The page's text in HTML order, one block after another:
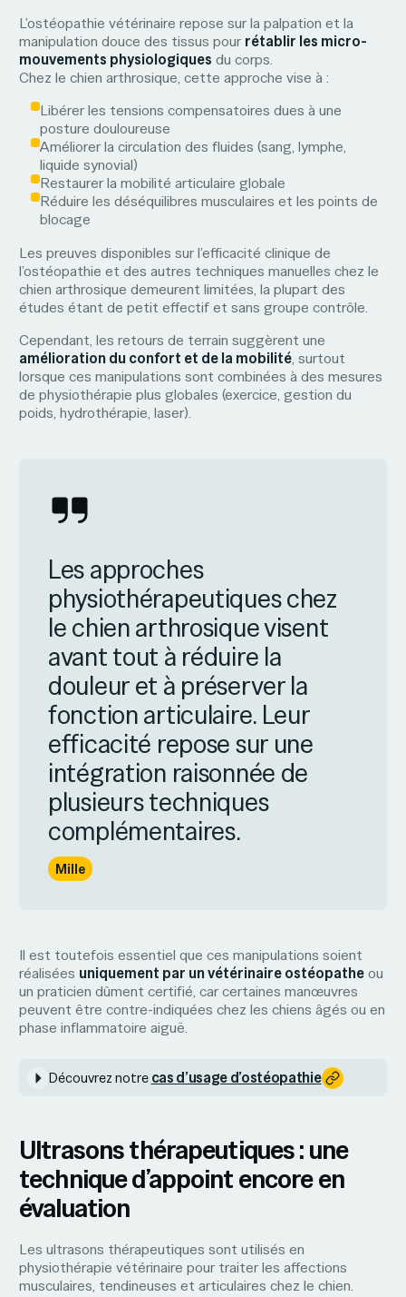
L’ostéopathie vétérinaire repose sur la palpation et la
manipulation douce des tissus pour rétablir les micro-
mouvements physiologiques du corps.
Chez le chien arthrosique, cette approche vise à :
Libérer les tensions compensatoires dues à une
posture douloureuse
Améliorer la circulation des fluides (sang, lymphe,
liquide synovial)
Restaurer la mobilité articulaire globale
Réduire les déséquilibres musculaires et les points de
blocage
Les preuves disponibles sur l’efficacité clinique de
l’ostéopathie et des autres techniques manuelles chez le
chien arthrosique demeurent limitées, la plupart des
études étant de petit effectif et sans groupe contrôle.
Cependant, les retours de terrain suggèrent une
amélioration du confort et de la mobilité, surtout
lorsque ces manipulations sont combinées à des mesures
de physiothérapie plus globales (exercice, gestion du
poids, hydrothérapie, laser).
Les approches
physiothérapeutiques chez
le chien arthrosique visent
avant tout à réduire la
douleur et à préserver la
fonction articulaire. Leur
efficacité repose sur une
intégration raisonnée de
plusieurs techniques
complémentaires.
Mille
Il est toutefois essentiel que ces manipulations soient
réalisées uniquement par un vétérinaire ostéopatheou
un praticien dûment certifié, car certaines manœuvres
peuvent être contre-indiquées chez les chiens âgés ou en
phase inflammatoire aiguë.
Découvrez notre cas d’usage d’ostéopathie
Ultrasons thérapeutiques : une
technique d’appoint encore en
évaluation
Les ultrasons thérapeutiques sont utilisés en
physiothérapie vétérinaire pour traiter les affections
musculaires, tendineuses et articulaires chez le chien.